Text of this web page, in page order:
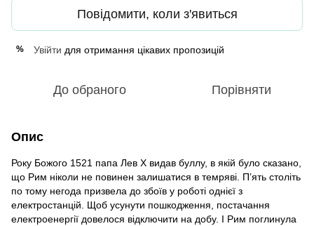
Повідомити, коли з'явиться
% Увійти для отримання цікавих пропозицій
До обраного Порівняти
Опис
Року Божого 1521 папа Лев Х видав буллу, в якій було сказано,
що Рим ніколи не повинен залишатися в темряві. П’ять століть
по тому негода призвела до збоїв у роботі однієї з
електростанцій. Щоб усунути пошкодження, постачання
електроенергії довелося відключити на добу. І Рим поглинула